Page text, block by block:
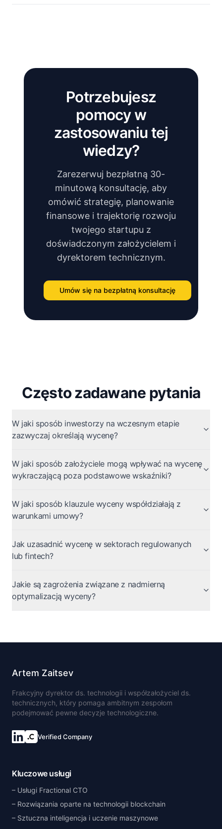
Potrzebujesz
pomocy w
zastosowaniu tej
wiedzy?
Zarezerwuj bezpłatną 30-
minutową konsultację, aby
omówić strategię, planowanie
finansowe i trajektorię rozwoju
twojego startupu z
doświadczonym założycielem i
dyrektorem technicznym.
Umów się na bezpłatną konsultację
Często zadawane pytania
W jaki sposób inwestorzy na wczesnym etapie
zazwyczaj określają wycenę?
W jaki sposób założyciele mogą wpływać na wycenę
wykraczającą poza podstawowe wskaźniki?
W jaki sposób klauzule wyceny współdziałają z
warunkami umowy?
Jak uzasadnić wycenę w sektorach regulowanych
lub fintech?
Jakie są zagrożenia związane z nadmierną
optymalizacją wyceny?
Artem Zaitsev
Frakcyjny dyrektor ds. technologii i współzałożyciel ds.
technicznych, który pomaga ambitnym zespołom
podejmować pewne decyzje technologiczne.
Verified Company
Kluczowe usługi
Usługi Fractional CTO
Rozwiązania oparte na technologii blockchain
Sztuczna inteligencja i uczenie maszynowe